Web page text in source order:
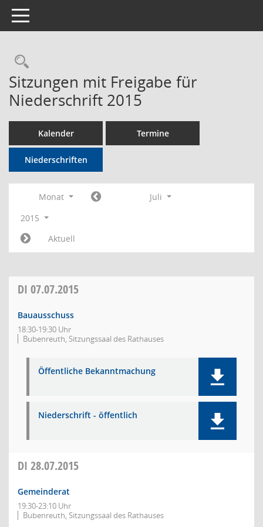
Toggle navigation
Rechercheauswahl
Sitzungen mit Freigabe für
Niederschrift 2015
Kalender Termine
Niederschriften
Monat
Juli
2015
Aktuell
DI 07.07.2015
Bauausschuss
18:30-19:30 Uhr
Bubenreuth, Sitzungssaal des Rathauses
Öffentliche Bekanntmachung
Niederschrift - öffentlich
DI 28.07.2015
Gemeinderat
19:30-23:10 Uhr
Bubenreuth, Sitzungssaal des Rathauses